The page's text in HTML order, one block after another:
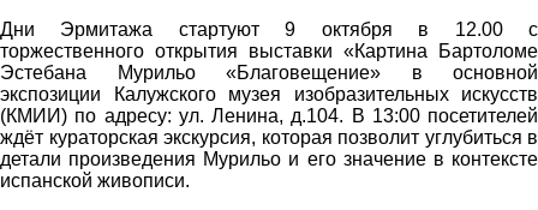
Дни Эрмитажа стартуют 9 октября в 12.00 с
торжественного открытия выставки «Картина Бартоломе
Эстебана Мурильо «Благовещение» в основной
экспозиции Калужского музея изобразительных искусств
(КМИИ) по адресу: ул. Ленина, д.104. В 13:00 посетителей
ждёт кураторская экскурсия, которая позволит углубиться в
детали произведения Мурильо и его значение в контексте
испанской живописи.